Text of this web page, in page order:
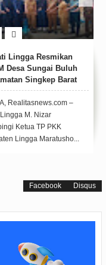
Pemilu Damai
Polsek Dabo bersama
Laksanakan
Kamtibmas
Realitasnews.com -
aspirasi
terkait permasalahan
Kapolse...
Facebook Disqus